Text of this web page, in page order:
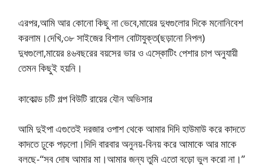
এরপর,আমি আর কোনো কিছু না ভেবে,মায়ের দুধগুলোর দিকে মনোনিবেশ
করলাম।দেখি,৩৮ সাইজের বিশাল বোটাযুক্ত(ছড়ানো নিপল)
দুধগুলো,মায়ের ৪৬বছরের বয়সের ভার ও এস্কোটিং পেশার চাপ অনুযায়ী
তেমন কিছুই হয়নি।
কাকোল্ড চটি গল্প বিউটি রায়ের যৌন অভিসার
আমি দুইপা এগুতেই দরজার ওপাশ থেকে আমার দিদি হাউমাউ করে কাদতে
কাদতে ঢুকে পড়লো।দিদি বারবার অনুনয়-বিনয় করে আমাকে আর মাকে
বলছে-“সব দোষ আমার মা।আমার জন্য তুমি এতো বড়ো ভুল করো না।”